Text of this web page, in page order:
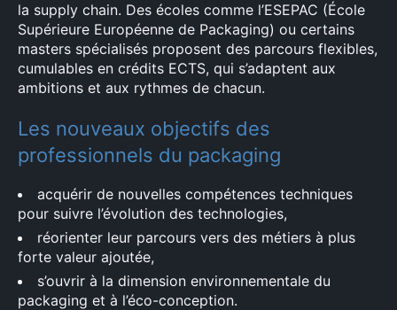
la supply chain. Des écoles comme l’ESEPAC (École
Supérieure Européenne de Packaging) ou certains
masters spécialisés proposent des parcours flexibles,
cumulables en crédits ECTS, qui s’adaptent aux
ambitions et aux rythmes de chacun.
Les nouveaux objectifs des
professionnels du packaging
acquérir de nouvelles compétences techniques
pour suivre l’évolution des technologies,
réorienter leur parcours vers des métiers à plus
forte valeur ajoutée,
s’ouvrir à la dimension environnementale du
packaging et à l’éco-conception.